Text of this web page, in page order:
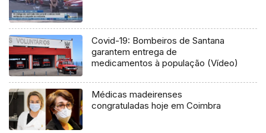
Covid-19: Bombeiros de Santana
garantem entrega de
medicamentos à população (Vídeo)
Médicas madeirenses
congratuladas hoje em Coimbra